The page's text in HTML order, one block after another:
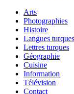
Arts
Photographies
Histoire
Langues turques
Lettres turques
Géographie
Cuisine
Information
Télévision
Contact